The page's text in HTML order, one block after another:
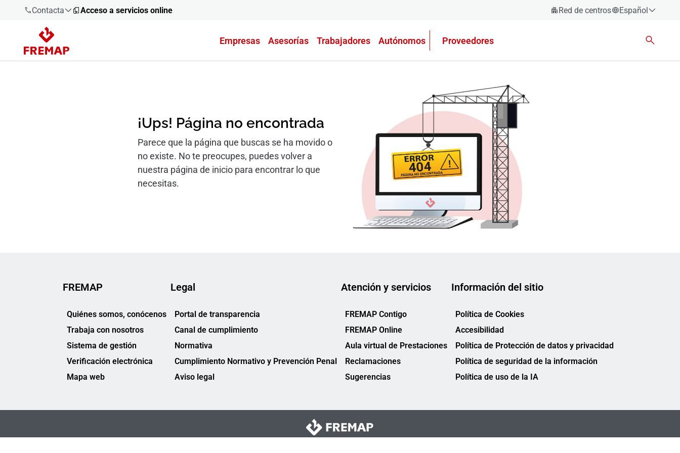
Contacta
900 61 00
61
Acceso a servicios online Red de centros
Español
Empresas Asesorías Trabajadores Autónomos Proveedores
¡Ups! Página no encontrada
Parece que la página que buscas se ha movido o
no existe. No te preocupes, puedes volver a
nuestra página de inicio para encontrar lo que
necesitas.
FREMAP
Quiénes somos, conócenos
Trabaja con nosotros
Sistema de gestión
Verificación electrónica
Mapa web
Legal
Portal de transparencia
Canal de cumplimiento
Normativa
Cumplimiento Normativo y Prevención Penal
Aviso legal
Atención y servicios
FREMAP Contigo
FREMAP Online
Aula virtual de Prestaciones
Reclamaciones
Sugerencias
Información del sitio
Política de Cookies
Accesibilidad
Política de Protección de datos y privacidad
Política de seguridad de la información
Política de uso de la IA